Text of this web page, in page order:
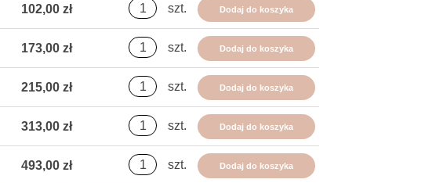
102,00 zł szt. Dodaj do koszyka
173,00 zł szt. Dodaj do koszyka
215,00 zł szt. Dodaj do koszyka
313,00 zł szt. Dodaj do koszyka
493,00 zł szt. Dodaj do koszyka